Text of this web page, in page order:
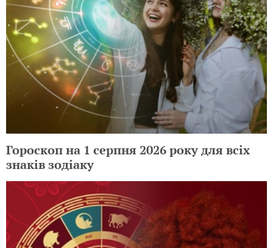
Гороскоп на 1 серпня 2026 року для всіх
знаків зодіаку